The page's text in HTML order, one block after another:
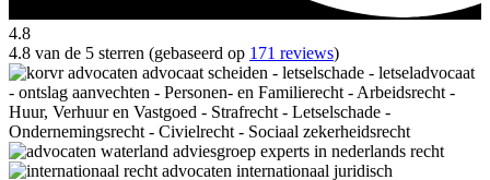
4.8
4.8 van de 5 sterren (gebaseerd op 171 reviews)